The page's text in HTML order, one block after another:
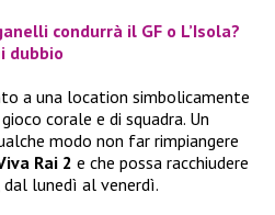
condurrà il GF o L’Isola?
dubbio
a una location simbolicamente
corale e di squadra. Un
modo non far rimpiangere
Rai 2 e che possa racchiudere
lunedì al venerdì.